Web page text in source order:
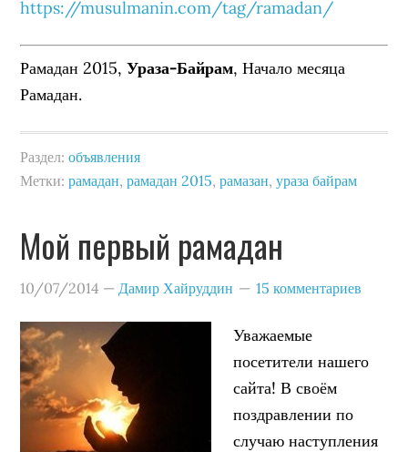
https://musulmanin.com/tag/ramadan/
Рамадан 2015,Ураза-Байрам, Начало месяца
Рамадан.
Раздел:объявления
Метки:рамадан,рамадан 2015,рамазан,ураза байрам
Мой первый рамадан
10/07/2014 —Дамир Хайруддин 15 комментариев
Уважаемые
посетители нашего
сайта! В своём
поздравлении по
случаю наступления